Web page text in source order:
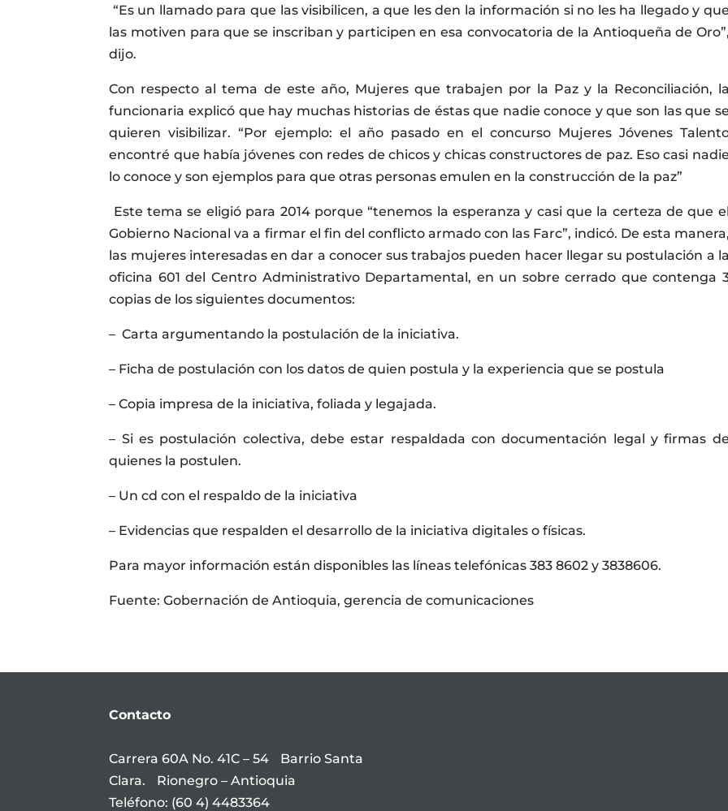
“Es un llamado para que las visibilicen, a que les den la información si no les ha llegado y que
las motiven para que se inscriban y participen en esa convocatoria de la Antioqueña de Oro”,
dijo.
Con respecto al tema de este año, Mujeres que trabajen por la Paz y la Reconciliación, la
funcionaria explicó que hay muchas historias de éstas que nadie conoce y que son las que se
quieren visibilizar. “Por ejemplo: el año pasado en el concurso Mujeres Jóvenes
encontré que había jóvenes con redes de chicos y chicas constructores de paz. Eso casi nadie
lo conoce y son ejemplos para que otras personas emulen en la construcción de la paz”
Este tema se eligió para 2014 porque “tenemos la esperanza y casi que la certeza de que el
Gobierno Nacional va a firmar el fin del conflicto armado con las Farc”, indicó. De esta manera,
las mujeres interesadas en dar a conocer sus trabajos pueden hacer llegar su postulación a la
oficina 601 del Centro Administrativo Departamental, en un sobre cerrado que contenga
copias de los siguientes documentos:
– Carta argumentando la postulación de la iniciativa.
– Ficha de postulación con los datos de quien postula y la experiencia que se postula
– Copia impresa de la iniciativa, foliada y legajada.
– Si es postulación colectiva, debe estar respaldada con documentación legal y firmas de
quienes la postulen.
– Un cd con el respaldo de la iniciativa
– Evidencias que respalden el desarrollo de la iniciativa digitales o físicas.
Para mayor información están disponibles las líneas telefónicas 383 8602 y 3838606.
Fuente: Gobernación de Antioquia, gerencia de comunicaciones
Contacto
Carrera 60A No. 41C – 54 Barrio Santa
Clara. Rionegro – Antioquia
Teléfono: (60 4) 4483364